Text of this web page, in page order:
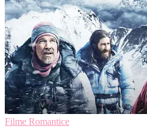
Filme Romantice